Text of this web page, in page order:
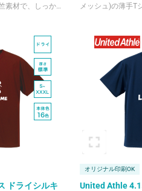
素材で、しっかり
シリーズのレディ
族でそろえやすい
メッシュ)の薄手T
やウォーキング
行事といった、
います。ホワイ
ーなどの定番カ
光ピンク・ホッ
ーまで、豊富な
ドライシルキ
オリジナル印刷OK
United Athle